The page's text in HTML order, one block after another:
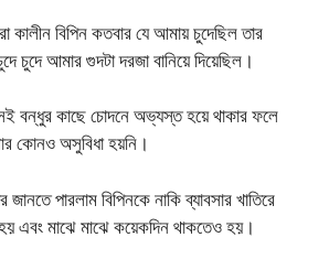
কালীন বিপিন কতবার যে আমায় চুদেছিল তার
চুদে আমার গুদটা দরজা বানিয়ে দিয়েছিল।
বন্ধুর কাছে চোদনে অভ্যস্ত হয়ে থাকার ফলে
কোনও অসুবিধা হয়নি।
পারলাম বিপিনকে নাকি ব্যাবসার খাতিরে
হয় এবং মাঝে মাঝে কয়েকদিন থাকতেও হয়।